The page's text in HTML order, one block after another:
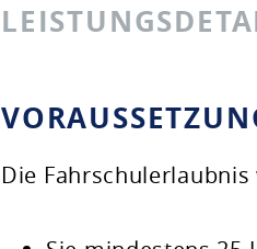
Die